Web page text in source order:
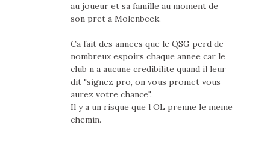
au joueur et sa famille au moment de
son pret a Molenbeek.
Ca fait des annees que le QSG perd de
nombreux espoirs chaque annee car le
club n a aucune credibilite quand il leur
dit "signez pro, on vous promet vous
aurez votre chance".
Il y a un risque que l OL prenne le meme
chemin.